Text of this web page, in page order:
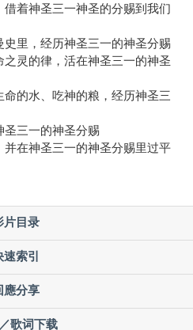
着神圣三一神圣的分赐到我们
里，经历神圣三一的神圣分赐
灵的律，活在神圣三一的神圣
的水、吃神的粮，经历神圣三
三一的神圣分赐
在神圣三一的神圣分赐里过平
片目录
速索引
應分享
歌词下载